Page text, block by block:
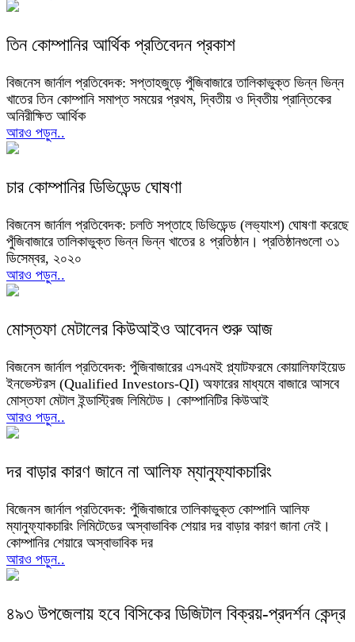
তিন কোম্পানির আর্থিক প্রতিবেদন প্রকাশ
বিজনেস জার্নাল প্রতিবেদক: সপ্তাহজুড়ে পুঁজিবাজারে তালিকাভুক্ত ভিন্ন ভিন্ন
খাতের তিন কোম্পানি সমাপ্ত সময়ের প্রথম, দ্বিতীয় ও দ্বিতীয় প্রান্তিকের
অনিরীক্ষিত আর্থিক
আরও পড়ুন..
চার কোম্পানির ডিভিডেন্ড ঘোষণা
বিজনেস জার্নাল প্রতিবেদক: চলতি সপ্তাহে ডিভিডেন্ড (লভ্যাংশ) ঘোষণা করেছে
পুঁজিবাজারে তালিকাভুক্ত ভিন্ন ভিন্ন খাতের ৪ প্রতিষ্ঠান। প্রতিষ্ঠানগুলো ৩১
ডিসেম্বর, ২০২০
আরও পড়ুন..
মোস্তফা মেটালের কিউআইও আবেদন শুরু আজ
বিজনেস জার্নাল প্রতিবেদক: পুঁজিবাজারের এসএমই প্ল্যাটফরমে কোয়ালিফাইয়েড
ইনভেস্টরস (Qualified Investors-QI) অফারের মাধ্যমে বাজারে আসবে
মোস্তফা মেটাল ইন্ডাস্ট্রিজ লিমিটেড। কোম্পানিটির কিউআই
আরও পড়ুন..
দর বাড়ার কারণ জানে না আলিফ ম্যানুফ্যাকচারিং
বিজেনস জার্নাল প্রতিবেদক: পুঁজিবাজারে তালিকাভুক্ত কোম্পানি আলিফ
ম্যানুফ্যাকচারিং লিমিটেডের অস্বাভাবিক শেয়ার দর বাড়ার কারণ জানা নেই।
কোম্পানির শেয়ারে অস্বাভাবিক দর
আরও পড়ুন..
৪৯৩ উপজেলায় হবে বিসিকের ডিজিটাল বিক্রয়-প্রদর্শন কেন্দ্র